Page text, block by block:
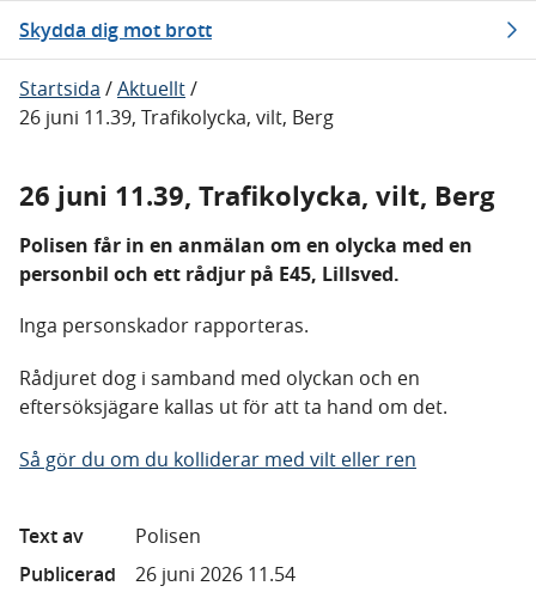
Skydda dig mot brott
Startsida /Aktuellt/
26 juni 11.39, Trafikolycka, vilt, Berg
26 juni 11.39, Trafikolycka, vilt, Berg
Polisen får in en anmälan om en olycka med en
personbil och ett rådjur på E45, Lillsved.
Inga personskador rapporteras.
Rådjuret dog i samband med olyckan och en
eftersöksjägare kallas ut för att ta hand om det.
Så gör du om du kolliderar med vilt eller ren
Text av
Polisen
Publicerad
26 juni 2026 11.54